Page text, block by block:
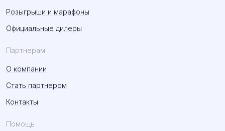
Розыгрыши и марафоны
Официальные дилеры
Партнерам
О компании
Стать партнером
Контакты
Помощь